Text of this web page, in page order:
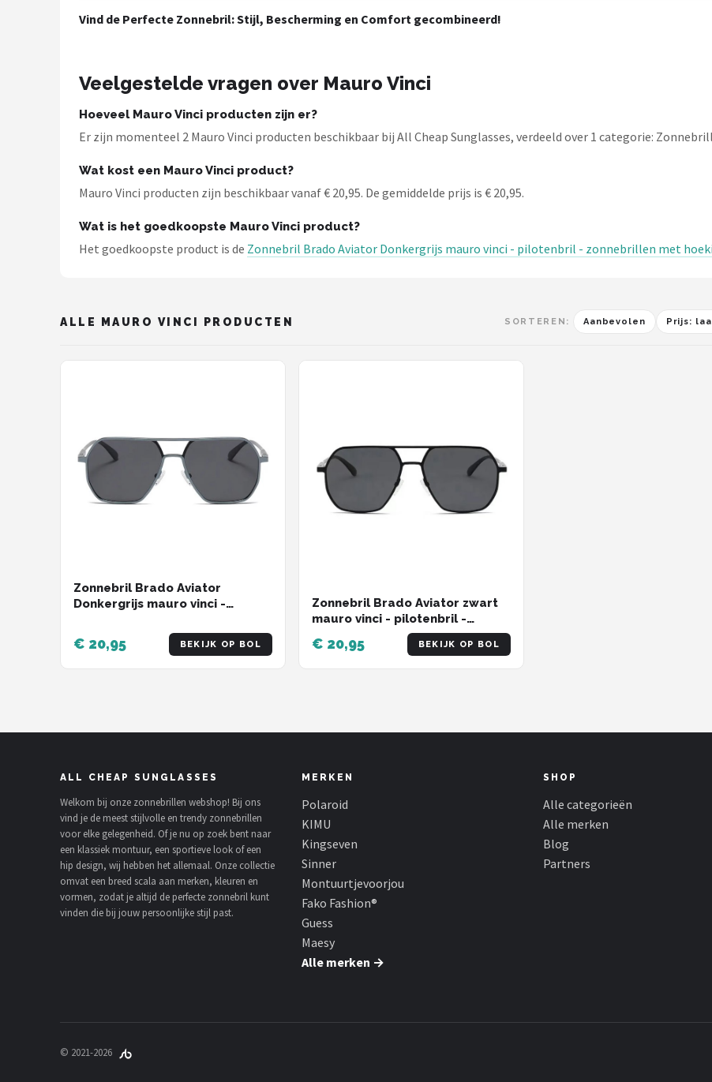
Zonnebril Dames
Vind de Perfecte Zonnebril: Stijl, Bescherming en Comfort gecombineerd!
Veelgestelde vragen over Mauro Vinci
Hoeveel Mauro Vinci producten zijn er?
Er zijn momenteel 2 Mauro Vinci producten beschikbaar bij All Cheap Sunglasses, verdeeld over 1 categorie:
Wat kost een Mauro Vinci product?
Mauro Vinci producten zijn beschikbaar vanaf € 20,95. De gemiddelde prijs is € 20,95.
Wat is het goedkoopste Mauro Vinci product?
Het goedkoopste product is de Zonnebril Brado Aviator Donkergrijs mauro vinci - pilotenbril - zonnebrillen met
ALLE MAURO VINCI PRODUCTEN SORTEREN: Aanbevolen Prijs:
Zonnebril Brado Aviator
Donkergrijs mauro vinci -
hoekig design
€ 20,95 BEKIJK OP BOL
Zonnebril Brado Aviator zwart
mauro vinci - pilotenbril -
zonebrillen met hoekig design
€ 20,95 BEKIJK OP BOL
ALL CHEAP SUNGLASSES
Welkom bij onze zonnebrillen webshop! Bij ons
vind je de meest stijlvolle en trendy zonnebrillen
voor elke gelegenheid. Of je nu op zoek bent naar
een klassiek montuur, een sportieve look of een
hip design, wij hebben het allemaal. Onze collectie
omvat een breed scala aan merken, kleuren en
vormen, zodat je altijd de perfecte zonnebril kunt
vinden die bij jouw persoonlijke stijl past.
MERKEN
Polaroid
KIMU
Kingseven
Sinner
Montuurtjevoorjou
Fako Fashion®
Guess
Maesy
Alle merken →
SHOP
Alle categorieën
Alle merken
Blog
Partners
© 2021-2026